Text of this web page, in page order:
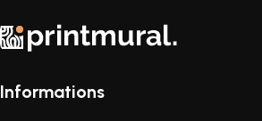
parfaite pour compléter votre décor.
Informations